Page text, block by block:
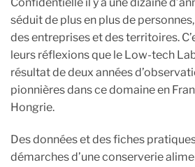
Confidentielle il y a une dizaine
séduit de plus en plus de
des entreprises et des territoires.
leurs réflexions que le Low-tech
résultat de deux années
pionnières dans ce domaine en
Hongrie.
Des données et des fiches
démarches d’une conserverie